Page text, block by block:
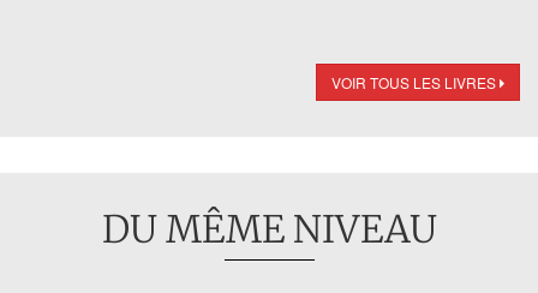
VOIR TOUS LES LIVRES
DU MÊME NIVEAU